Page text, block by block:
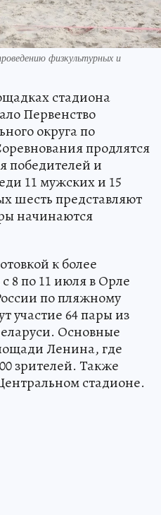
физкультурных и
стадиона
Первенство
округа по
продлятся
победителей и
11 мужских и 15
шесть представляют
начинаются
к более
8 по 11 июля в Орле
по пляжному
участие 64 пары из
Основные
Ленина, где
зрителей. Также
стадионе.